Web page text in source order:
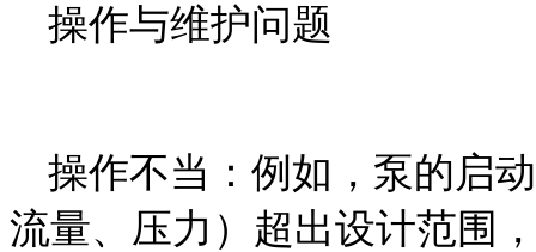
操作与维护问题
操作不当：例如，泵的启
流量、压力）超出设计范围